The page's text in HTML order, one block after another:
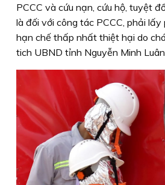
PCCC và cứu nạn, cứu hộ, tuyệt
là đối với công tác PCCC, phải lấy
hạn chế thấp nhất thiệt hại do
tich UBND tỉnh Nguyễn Minh